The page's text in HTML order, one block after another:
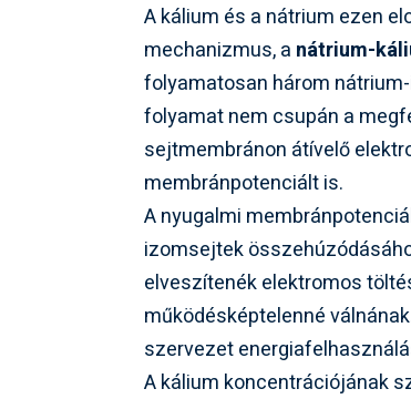
A kálium és a nátrium ezen
mechanizmus, a nátrium-
folyamatosan három
folyamat nem csupán a
sejtmembránon átívelő
membránpotenciált is.
A nyugalmi
izomsejtek
elveszítenék elektromos
működésképtelenné
szervezet
A kálium koncentrációjának